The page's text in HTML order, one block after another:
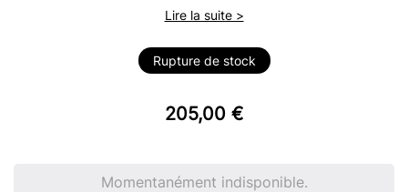
Lire la suite >
Rupture de stock
205,00 €
Momentanément indisponible.